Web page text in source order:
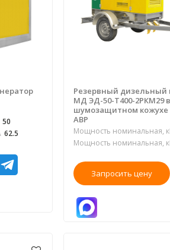
50
62.5
Резервный дизельный
МД ЭД-50-Т400-2РКМ29 в
шумозащитном кожухе
АВР
Мощность номинальная,
Мощность номинальная,
Запросить цену